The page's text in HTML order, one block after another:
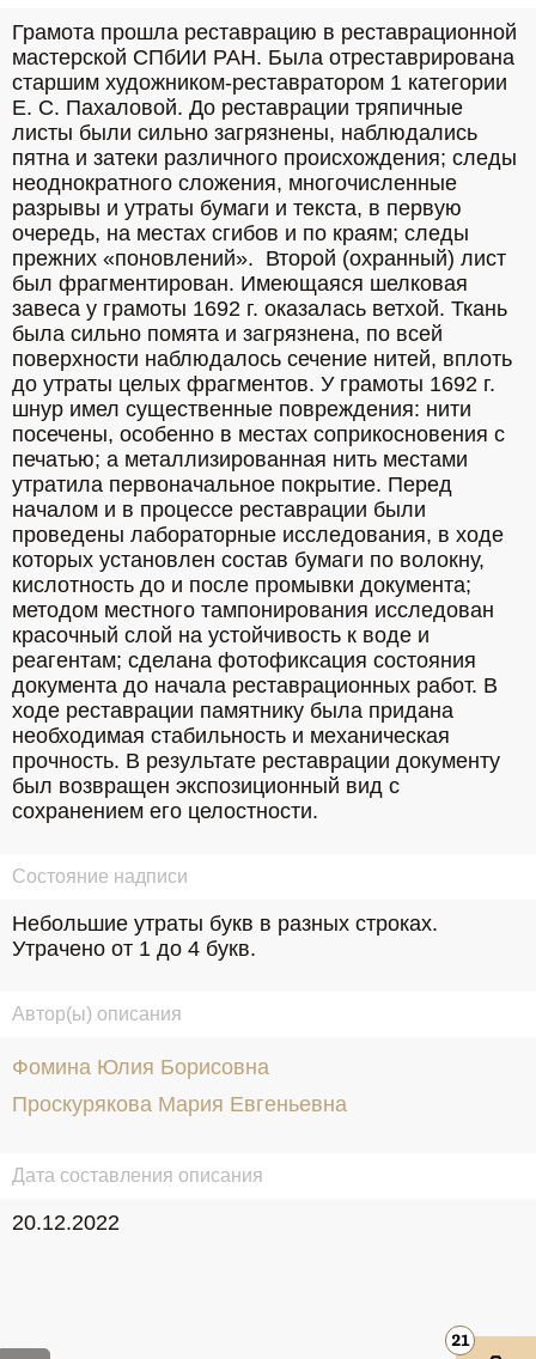
Грамота прошла реставрацию в реставрационной
мастерской СПбИИ РАН. Была отреставрирована
старшим художником-реставратором 1 категории
Е. С. Пахаловой. До реставрации тряпичные
листы были сильно загрязнены, наблюдались
пятна и затеки различного происхождения; следы
неоднократного сложения, многочисленные
разрывы и утраты бумаги и текста, в первую
очередь, на местах сгибов и по краям; следы
прежних «поновлений».  Второй (охранный) лист
был фрагментирован. Имеющаяся шелковая
завеса у грамоты 1692 г. оказалась ветхой. Ткань
была сильно помята и загрязнена, по всей
поверхности наблюдалось сечение нитей, вплоть
до утраты целых фрагментов. У грамоты 1692 г.
шнур имел существенные повреждения: нити
посечены, особенно в местах соприкосновения с
печатью; а металлизированная нить местами
утратила первоначальное покрытие. Перед
началом и в процессе реставрации были
проведены лабораторные исследования, в ходе
которых установлен состав бумаги по волокну,
кислотность до и после промывки документа;
методом местного тампонирования исследован
красочный слой на устойчивость к воде и
реагентам; сделана фотофиксация состояния
документа до начала реставрационных работ. В
ходе реставрации памятнику была придана
необходимая стабильность и механическая
прочность. В результате реставрации документу
был возвращен экспозиционный вид с
сохранением его целостности.
Состояние надписи
Небольшие утраты букв в разных строках.
Утрачено от 1 до 4 букв.
Автор(ы) описания
Фомина Юлия Борисовна
Проскурякова Мария Евгеньевна
Дата составления описания
20.12.2022
21